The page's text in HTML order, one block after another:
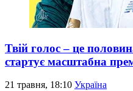
Твій голос – це
стартує масштабна
21 травня, 18:10 Україна